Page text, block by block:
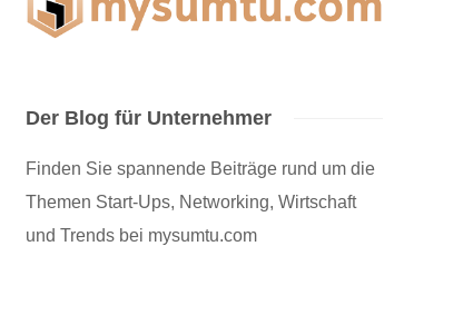
Der Blog für Unternehmer
Finden Sie spannende Beiträge rund um die
Themen Start-Ups, Networking, Wirtschaft
und Trends bei mysumtu.com